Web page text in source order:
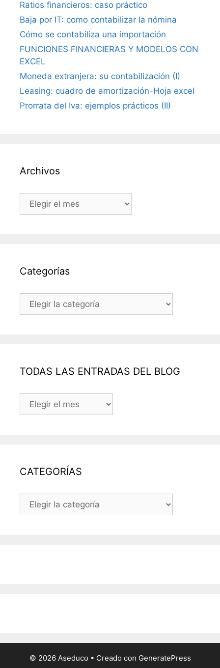
Ratios financieros: caso práctico
Baja por IT: como contabilizar la nómina
Cómo se contabiliza una importación
FUNCIONES FINANCIERAS Y MODELOS CON
EXCEL
Moneda extranjera: su contabilización (I)
Leasing: cuadro de amortización-Hoja excel
Prorrata del Iva: ejemplos prácticos (II)
Archivos
Archivos
Categorías
Categorías
TODAS LAS ENTRADAS DEL BLOG
TODAS
CATEGORÍAS
CATEGORÍAS
© 2026 Aseduco • Creado con GeneratePress